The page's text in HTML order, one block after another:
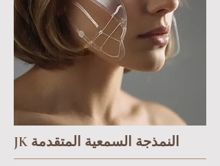
JK النمذجة السمعية المتقدمة